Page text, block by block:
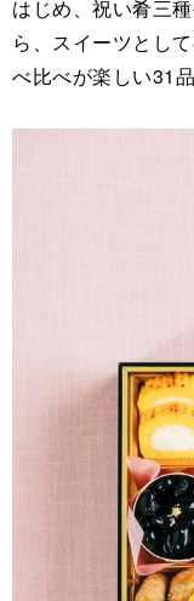
はじめ、祝い肴三
ら、スイーツとし
べ比べが楽しい31